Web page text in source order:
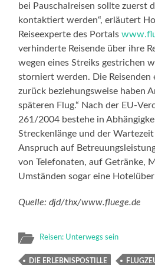
bei Pauschalreisen sollte zuerst
kontaktiert werden“, erläutert
Reiseexperte des Portals
verhinderte Reisende über ihre
wegen eines Streiks gestrichen
storniert werden. Die Reisenden
zurück beziehungsweise haben
späteren Flug.“ Nach der EU-
261/2004 bestehe in
Streckenlänge und der
Anspruch auf
von Telefonaten, auf Getränke,
Umständen sogar eine
Quelle: djd/thx/www.fluege.de
Reisen: Unterwegs sein
DIE ERLEBNISPOSTILLE